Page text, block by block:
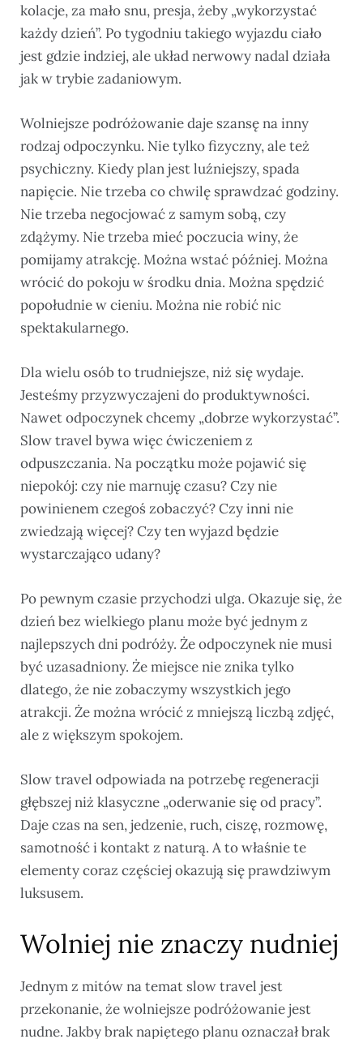
kolacje, za mało snu, presja, żeby „wykorzystać
każdy dzień”. Po tygodniu takiego wyjazdu ciało
jest gdzie indziej, ale układ nerwowy nadal działa
jak w trybie zadaniowym.
Wolniejsze podróżowanie daje szansę na inny
rodzaj odpoczynku. Nie tylko fizyczny, ale też
psychiczny. Kiedy plan jest luźniejszy, spada
napięcie. Nie trzeba co chwilę sprawdzać godziny.
Nie trzeba negocjować z samym sobą, czy
zdążymy. Nie trzeba mieć poczucia winy, że
pomijamy atrakcję. Można wstać później. Można
wrócić do pokoju w środku dnia. Można spędzić
popołudnie w cieniu. Można nie robić nic
spektakularnego.
Dla wielu osób to trudniejsze, niż się wydaje.
Jesteśmy przyzwyczajeni do produktywności.
Nawet odpoczynek chcemy „dobrze wykorzystać”.
Slow travel bywa więc ćwiczeniem z
odpuszczania. Na początku może pojawić się
niepokój: czy nie marnuję czasu? Czy nie
powinienem czegoś zobaczyć? Czy inni nie
zwiedzają więcej? Czy ten wyjazd będzie
wystarczająco udany?
Po pewnym czasie przychodzi ulga. Okazuje się, że
dzień bez wielkiego planu może być jednym z
najlepszych dni podróży. Że odpoczynek nie musi
być uzasadniony. Że miejsce nie znika tylko
dlatego, że nie zobaczymy wszystkich jego
atrakcji. Że można wrócić z mniejszą liczbą zdjęć,
ale z większym spokojem.
Slow travel odpowiada na potrzebę regeneracji
głębszej niż klasyczne „oderwanie się od pracy”.
Daje czas na sen, jedzenie, ruch, ciszę, rozmowę,
samotność i kontakt z naturą. A to właśnie te
elementy coraz częściej okazują się prawdziwym
luksusem.
Wolniej nie znaczy nudniej
Jednym z mitów na temat slow travel jest
przekonanie, że wolniejsze podróżowanie jest
nudne. Jakby brak napiętego planu oznaczał brak